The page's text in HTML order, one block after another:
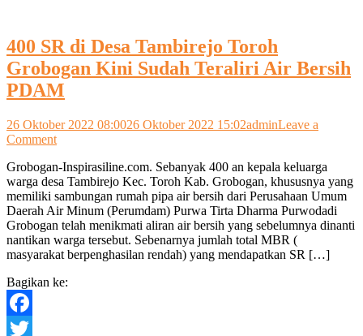
400 SR di Desa Tambirejo Toroh
Grobogan Kini Sudah Teraliri Air Bersih
PDAM
26 Oktober 2022 08:0026 Oktober 2022 15:02adminLeave a
Commenton
SR
di
Desa
Tambirejo
Toroh
Grobogan
Kini
Teraliri
Grobogan-Inspirasiline.com. Sebanyak 400 an kepala keluarga
warga desa Tambirejo Kec. Toroh Kab. Grobogan, khususnya yang
memiliki sambungan rumah pipa air bersih dari Perusahaan Umum
Daerah Air Minum (Perumdam) Purwa Tirta Dharma Purwodadi
Grobogan telah menikmati aliran air bersih yang sebelumnya dinanti
nantikan warga tersebut. Sebenarnya jumlah total MBR (
masyarakat berpenghasilan rendah) yang mendapatkan SR […]
Bagikan ke:
Facebook